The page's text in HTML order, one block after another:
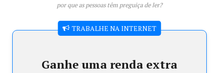
por que as pessoas têm preguiça de ler?
TRABALHE NA INTERNET
Ganhe uma renda extra